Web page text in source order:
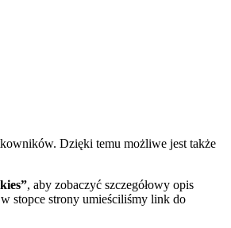
Dzięki temu możliwe jest także
, aby zobaczyć szczegółowy opis
stopce strony umieściliśmy link do